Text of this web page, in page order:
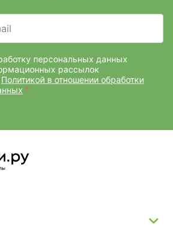
персональных данных
рассылок
Политикой в отношении обработки
*